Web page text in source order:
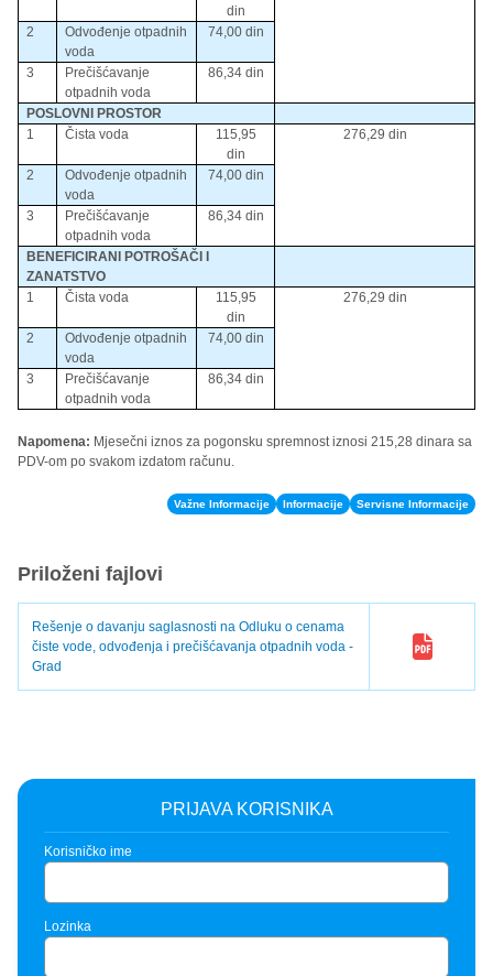
din
2
Odvođenje otpadnih
voda
74,00 din
3
Prečišćavanje
otpadnih voda
86,34 din
POSLOVNI PROSTOR
1
Čista voda
115,95
din
276,29 din
2
Odvođenje otpadnih
voda
74,00 din
3
Prečišćavanje
otpadnih voda
86,34 din
BENEFICIRANI POTROŠAČI I
ZANATSTVO
1
Čista voda
115,95
din
276,29 din
2
Odvođenje otpadnih
voda
74,00 din
3
Prečišćavanje
otpadnih voda
86,34 din
Napomena: Mjesečni iznos za pogonsku spremnost iznosi 215,28 dinara sa
PDV-om po svakom izdatom računu.
Važne Informacije Informacije Servisne Informacije
Priloženi fajlovi
Rešenje o davanju saglasnosti na Odluku o cenama
čiste vode, odvođenja i prečišćavanja otpadnih voda -
Grad
PRIJAVA KORISNIKA
Korisničko ime
Lozinka